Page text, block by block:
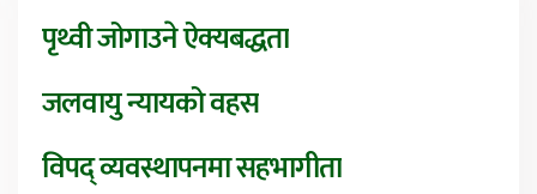
पृथ्वी जोगाउने ऐक्यबद्धता
जलवायु न्यायको वहस
विपद् व्यवस्थापनमा सहभागीता